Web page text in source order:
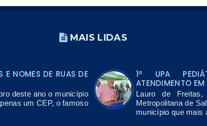
MAIS LIDAS
E NOMES DE RUAS DE
deste ano o município
um CEP, o famoso
1ª UPA
ATENDIMENTO EM
Lauro de
Metropolitana de
município que mais